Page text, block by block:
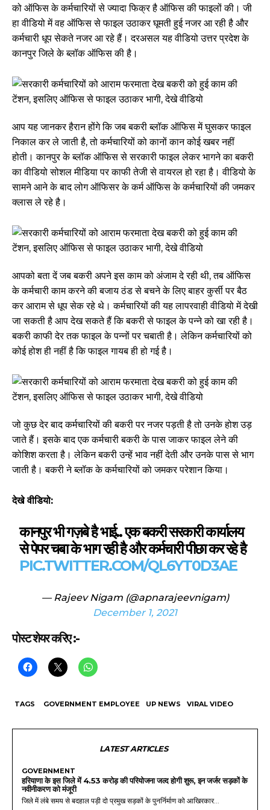
को ऑफिस के कर्मचारियों से ज्यादा फिक्र है ऑफिस की फाइलों की। जी
हा वीडियो में वह ऑफिस से फाइल उठाकर घूमती हुई नजर आ रही है और
कर्मचारी धूप सेकते नजर आ रहे हैं। दरअसल यह वीडियो उत्तर प्रदेश के
कानपुर जिले के ब्लॉक ऑफिस की है।
आप यह जानकर हैरान होंगे कि जब बकरी ब्लॉक ऑफिस में घुसकर फाइल
निकाल कर ले जाती है, तो कर्मचारियों को कानों कान कोई खबर नहीं
होती। कानपुर के ब्लॉक ऑफिस से सरकारी फाइल लेकर भागने का बकरी
का वीडियो सोशल मीडिया पर काफी तेजी से वायरल हो रहा है। वीडियो के
सामने आने के बाद लोग ऑफिसर के कर्म ऑफिस के कर्मचारियों की जमकर
क्लास ले रहे है।
आपको बता दें जब बकरी अपने इस काम को अंजाम दे रही थी, तब ऑफिस
के कर्मचारी काम करने की बजाय ठंड से बचने के लिए बाहर कुर्सी पर बैठ
कर आराम से धूप सेक रहे थे। कर्मचारियों की यह लापरवाही वीडियो में देखी
जा सकती है आप देख सकते हैं कि बकरी से फाइल के पन्ने को खा रही है।
बकरी काफी देर तक फाइल के पन्नों पर चबाती है। लेकिन कर्मचारियों को
कोई होश ही नहीं है कि फाइल गायब ही हो गई है।
जो कुछ देर बाद कर्मचारियों की बकरी पर नजर पड़ती है तो उनके होश उड़
जाते हैं। इसके बाद एक कर्मचारी बकरी के पास जाकर फाइल लेने की
कोशिश करता है। लेकिन बकरी उन्हें भाव नहीं देती और उनके पास से भाग
जाती है। बकरी ने ब्लॉक के कर्मचारियों को जमकर परेशान किया।
देखे वीडियो:
कानपुर भी गज़बे है भाई.. एक बकरी सरकारी कार्यालय
से पेपर चबा के भाग रही है और कर्मचारी पीछा कर रहे है
PIC.TWITTER.COM/QL6YT0D3AE
— Rajeev Nigam (@apnarajeevnigam)
December 1, 2021
पोस्ट शेयर करिए :-
TAGS GOVERNMENT EMPLOYEE UP NEWS VIRAL VIDEO
LATEST ARTICLES
GOVERNMENT
हरियाणा के इस जिले में 4.53 करोड़ की परियोजना जल्द होगी शुरू, इन जर्जर सड़कों के
नवीनीकरण को मंजूरी
जिले में लंबे समय से बदहाल पड़ी दो प्रमुख सड़कों के पुनर्निर्माण को आखिरकार...